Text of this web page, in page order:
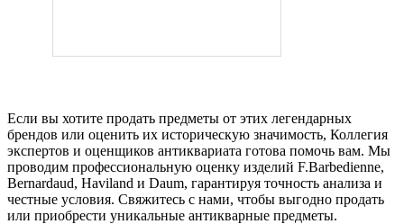
Если вы хотите продать предметы от этих легендарных
брендов или оценить их историческую значимость, Коллегия
экспертов и оценщиков антиквариата готова помочь вам. Мы
проводим профессиональную оценку изделий F.Barbedienne,
Bernardaud, Haviland и Daum, гарантируя точность анализа и
честные условия. Свяжитесь с нами, чтобы выгодно продать
или приобрести уникальные антикварные предметы.